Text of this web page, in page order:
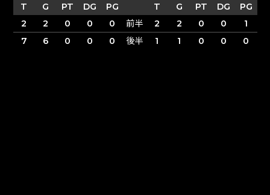
T G PT DG PG T G PT DG
PG
2
2 0 0 0 前半 2 2 0 0
1
7
6 0 0 0 後半 1 1 0 0 0